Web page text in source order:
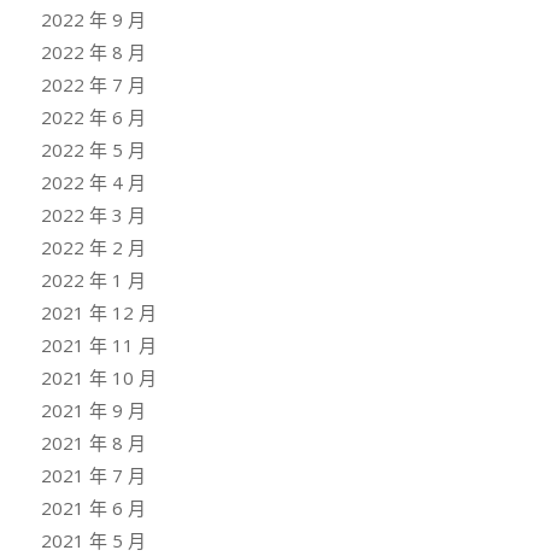
2022 年 9 月
2022 年 8 月
2022 年 7 月
2022 年 6 月
2022 年 5 月
2022 年 4 月
2022 年 3 月
2022 年 2 月
2022 年 1 月
2021 年 12 月
2021 年 11 月
2021 年 10 月
2021 年 9 月
2021 年 8 月
2021 年 7 月
2021 年 6 月
2021 年 5 月